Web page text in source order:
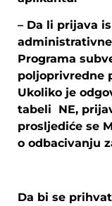
– Da li prijava
Programa
poljoprivredne
Ukoliko je
tabeli NE,
prosljediće se
o odbacivanju
Da bi se